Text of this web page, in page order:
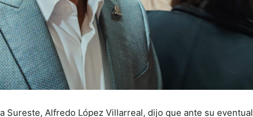
Sureste, Alfredo López Villarreal, dijo que ante su eventual